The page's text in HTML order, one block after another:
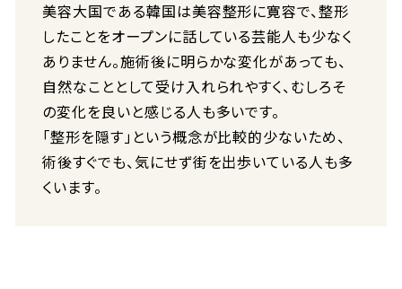
美容大国である韓国は美容整形に寛容で、整形
したことをオープンに話している芸能人も少なく
ありません。施術後に明らかな変化があっても、
自然なこととして受け入れられやすく、むしろそ
の変化を良いと感じる人も多いです。
「整形を隠す」という概念が比較的少ないため、
術後すぐでも、気にせず街を出歩いている人も多
くいます。